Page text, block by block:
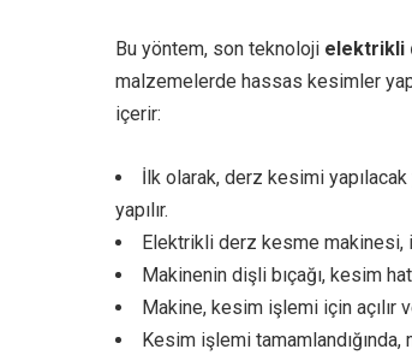
Bu yöntem, son teknoloji elektrikli
malzemelerde hassas kesimler
içerir:
İlk olarak, derz kesimi yapılacak
yapılır.
Elektrikli derz kesme makinesi,
Makinenin dişli bıçağı, kesim
Makine, kesim işlemi için açılır
Kesim işlemi tamamlandığında,